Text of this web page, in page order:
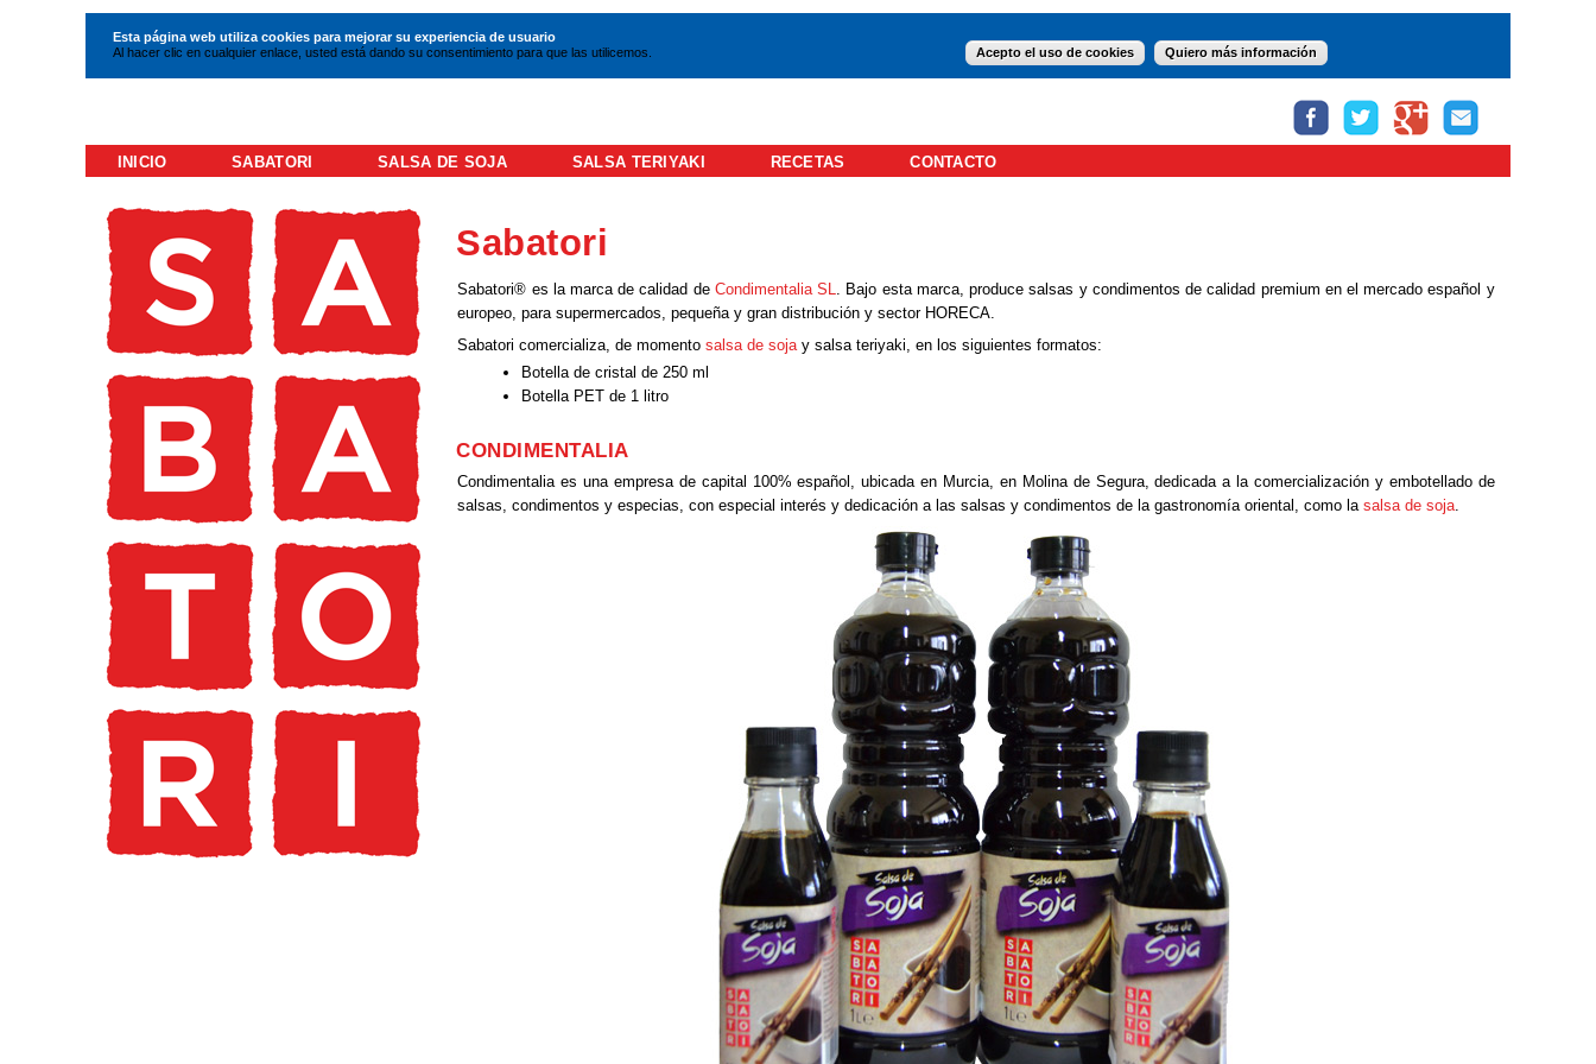
Esta página web utiliza cookies para mejorar su experiencia de usuario
Al hacer clic en cualquier enlace, usted está dando su consentimiento para que las utilicemos.
Acepto el uso de cookies Quiero más información
INICIO SABATORI SALSA DE SOJA SALSA TERIYAKI RECETAS CONTACTO
Sabatori
Sabatori® es la marca de calidad de Condimentalia SL. Bajo esta marca, produce salsas y condimentos de calidad premium en el mercado español y
europeo, para supermercados, pequeña y gran distribución y sector HORECA.
Sabatori comercializa, de momentosalsa de soja y salsa teriyaki, en los siguientes formatos:
Botella de cristal de 250 ml
Botella PET de 1 litro
CONDIMENTALIA
Condimentalia es una empresa de capital 100% español, ubicada en Murcia, en Molina de Segura, dedicada a la comercialización y embotellado de
salsas, condimentos y especias, con especial interés y dedicación a las salsas y condimentos de la gastronomía oriental, como lasalsa de soja.